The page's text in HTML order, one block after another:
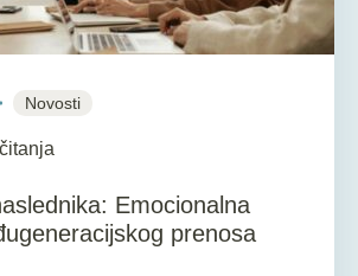
Novosti
Emocionalna
prenosa